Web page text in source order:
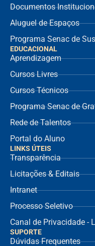
Documentos
Aluguel de Espaços
Programa Senac de
EDUCACIONAL
Aprendizagem
Cursos Livres
Cursos Técnicos
Programa Senac de
Rede de Talentos
Portal do Aluno
LINKS ÚTEIS
Transparência
Licitações & Editais
Intranet
Processo Seletivo
Canal de Privacidade -
SUPORTE
Dúvidas Frequentes